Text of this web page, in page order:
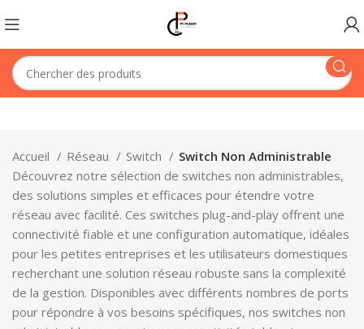
Accueil Réseau Switch
Switch Non Administrable
Découvrez notre sélection de switches non administrables,
des solutions simples et efficaces pour étendre votre
réseau avec facilité. Ces switches plug-and-play offrent une
connectivité fiable et une configuration automatique, idéales
pour les petites entreprises et les utilisateurs domestiques
recherchant une solution réseau robuste sans la complexité
de la gestion. Disponibles avec différents nombres de ports
pour répondre à vos besoins spécifiques, nos switches non